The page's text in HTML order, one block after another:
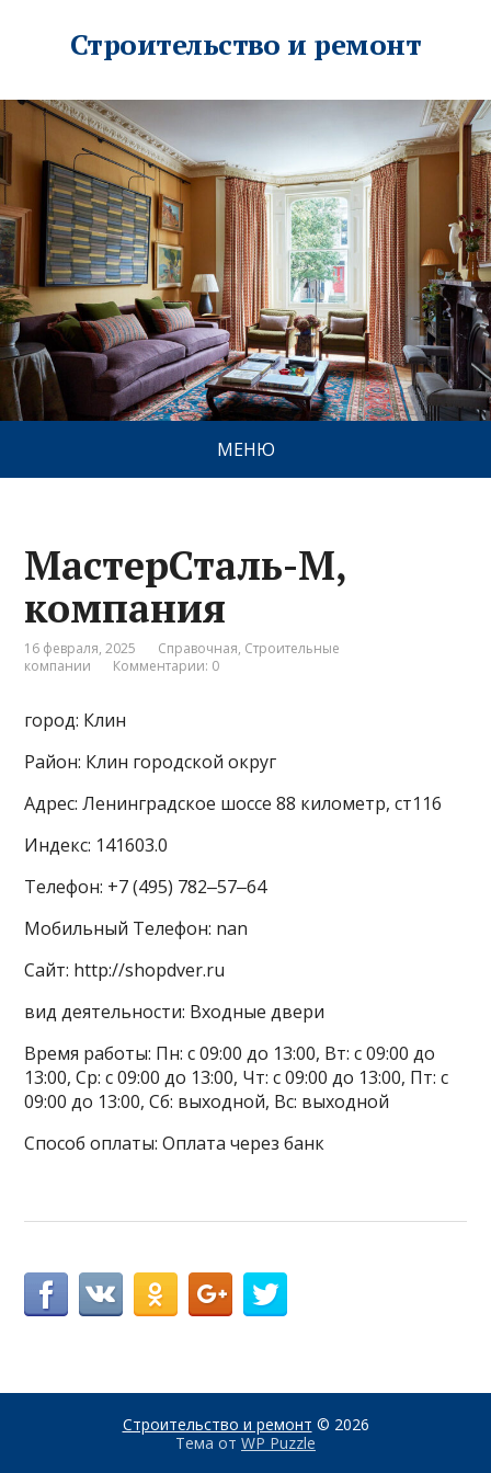
Строительство и ремонт
МЕНЮ
МастерСталь-М,
компания
16 февраля, 2025 Справочная, Строительные
компании
Комментарии: 0
город: Клин
Район: Клин городской округ
Адрес: Ленинградское шоссе 88 километр, ст116
Индекс: 141603.0
Телефон: +7 (495) 782‒57‒64
Мобильный Телефон: nan
Сайт: http://shopdver.ru
вид деятельности: Входные двери
Время работы: Пн: с 09:00 до 13:00, Вт: с 09:00 до
13:00, Ср: с 09:00 до 13:00, Чт: с 09:00 до 13:00, Пт: с
09:00 до 13:00, Сб: выходной, Вс: выходной
Способ оплаты: Оплата через банк
Строительство и ремонт © 2026
Тема от WP Puzzle